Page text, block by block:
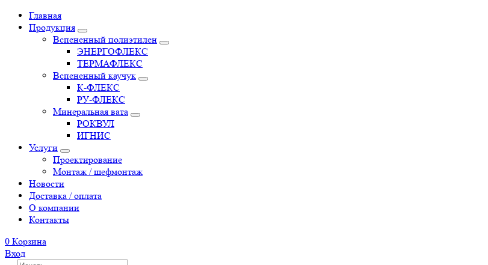
Главная
Продукция
Вспененный полиэтилен
ЭНЕРГОФЛЕКС
ТЕРМАФЛЕКС
Вспененный каучук
К-ФЛЕКС
РУ-ФЛЕКС
Минеральная вата
РОКВУЛ
ИГНИС
Услуги
Проектирование
Монтаж / шефмонтаж
Новости
Доставка / оплата
О компании
Контакты
0 Корзина
Вход